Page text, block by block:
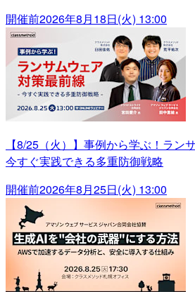
開催前2026年8月18日(火) 13:00
【8/25（火）】事例から学ぶ！ラン
今すぐ実践できる多重防御戦略
開催前2026年8月25日(火) 13:00